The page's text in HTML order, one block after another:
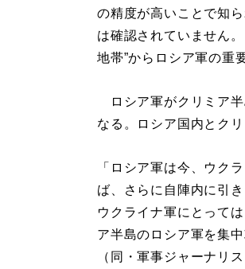
の精度が高いことで知
は確認されていません
地帯”からロシア軍の重
ロシア軍がクリミア半
なる。ロシア国内とク
「ロシア軍は今、ウク
ば、さらに自陣内に引
ウクライナ軍にとって
ア半島のロシア軍を集
（同・軍事ジャーナリス